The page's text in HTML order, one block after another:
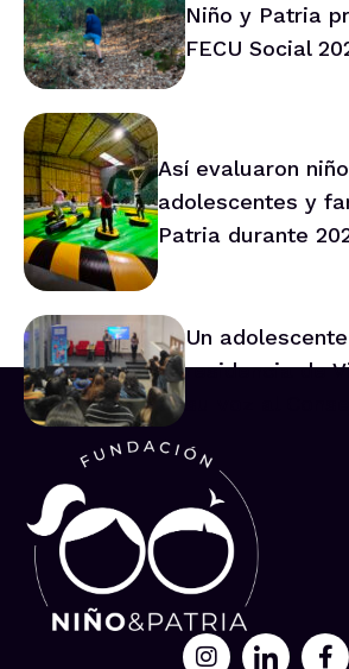
Niño y Patria
FECU Social
Así evaluaron
adolescentes y
Patria durante
Un
residencia de